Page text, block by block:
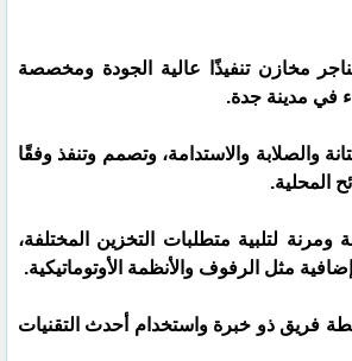
مخازن تنفيذًا عالية الجودة ومخصصة
في مدينة جدة.
والصلابة والاستدامة، وتصمم وتنفذ وفقًا
المحلية.
لتلبية متطلبات التخزين المختلفة،
مثل الرفوف والأنظمة الأوتوماتيكية.
فريق ذو خبرة واستخدام أحدث التقنيات